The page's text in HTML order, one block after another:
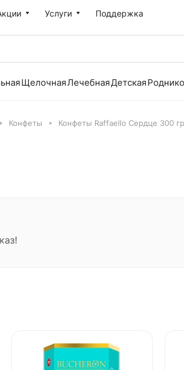
Услуги Поддержка
ЩелочнаяЛечебнаяДетская
Конфеты Конфеты Raffaello Сердце 300 гр